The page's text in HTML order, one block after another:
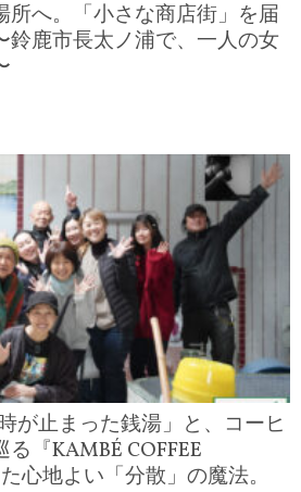
所へ。「小さな商店街」を届
鈴鹿市長太ノ浦で、一人の女
が止まった銭湯」と、コーヒ
『KAMBÉ COFFEE
心地よい「分散」の魔法。